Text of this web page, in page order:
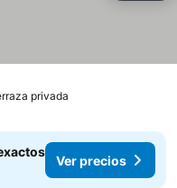
privada
Ver precios